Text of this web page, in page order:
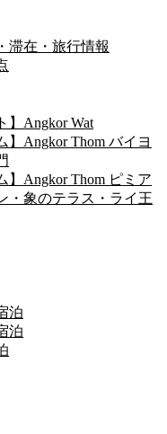
在・旅行情報
】Angkor Wat
】Angkor Thom バイヨ
】Angkor Thom ピミア
・象のテラス・ライ王
泊
泊